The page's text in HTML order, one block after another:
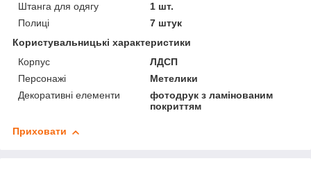
Штанга для одягу
1 шт.
Полиці
7 штук
Користувальницькі характеристики
Корпус
ЛДСП
Персонажі
Метелики
Декоративні елементи
фотодрук з ламінованим
покриттям
Приховати